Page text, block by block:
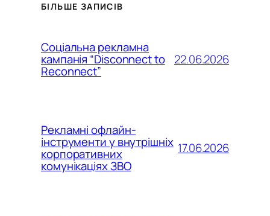
БІЛЬШЕ ЗАПИСІВ
Соціальна рекламна
кампанія “Disconnect to
Reconnect”
22.06.2026
Рекламні офлайн-
інструменти у внутрішніх
корпоративних
комунікаціях ЗВО
17.06.2026